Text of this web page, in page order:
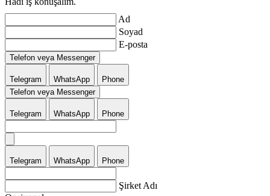
Ad
Soyad
E-posta
Telefon veya Messenger
Telegram WhatsApp
Phone
Telefon veya Messenger
Telegram WhatsApp Phone
Telegram WhatsApp Phone
Şirket Adı